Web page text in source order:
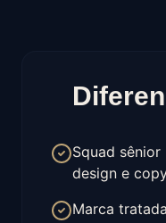
Squad
design e
Marca